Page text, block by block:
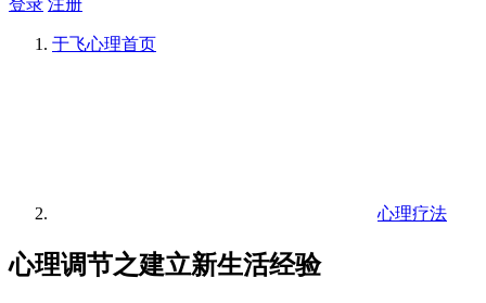
登录 注册
于飞心理首页
心理疗法
心理调节之建立新生活经验